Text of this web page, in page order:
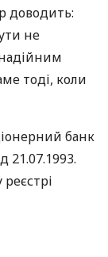
доводить:
не
тоді, коли
банк
21.07.1993.